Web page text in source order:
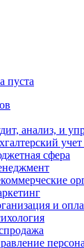
пуста
анализ, и
сфера
и